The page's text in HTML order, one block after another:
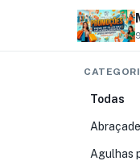
Todas
Agulhas